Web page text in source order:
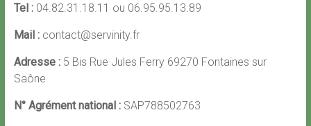
Tel :04.82.31.18.11 ou 06.95.95.13.89
Mail :contact@servinity.fr
Adresse :5 Bis Rue Jules Ferry 69270 Fontaines sur
Saône
N° Agrément national :SAP788502763